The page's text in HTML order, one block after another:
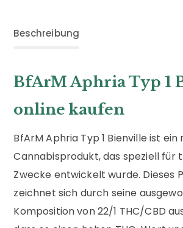
Beschreibung
BfArM Aphria Typ 1
online kaufen
BfArM Aphria Typ 1 Bienville ist ein
Cannabisprodukt, das speziell für
Zwecke entwickelt wurde. Dieses
zeichnet sich durch seine
Komposition von 22/1 THC/CBD